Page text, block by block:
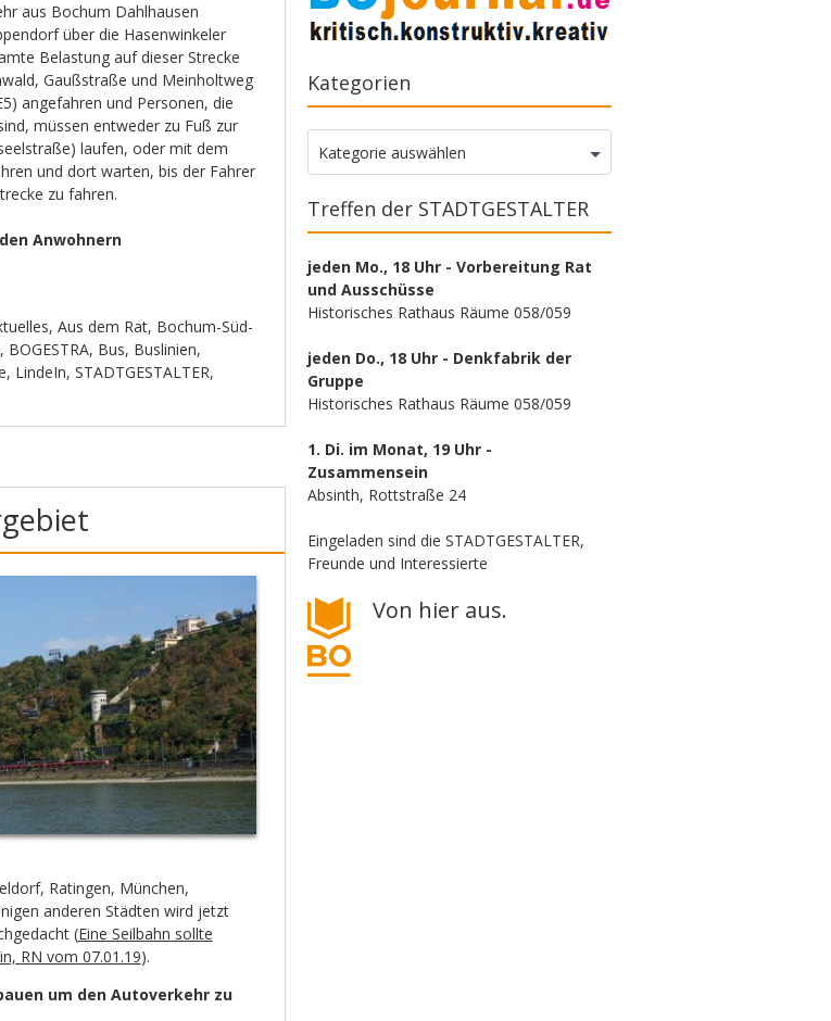
aus Bochum Dahlhausen
über die Hasenwinkeler
Belastung auf dieser Strecke
Gaußstraße und Meinholtweg
angefahren und Personen, die
müssen entweder zu Fuß zur
laufen, oder mit dem
und dort warten, bis der Fahrer
zu fahren.
Anwohnern
, Aus dem Rat, Bochum-Süd-
, BOGESTRA, Bus, Buslinien,
, LindeIn, STADTGESTALTER,
Ratingen, München,
anderen Städten wird jetzt
(Eine Seilbahn sollte
RN vom 07.01.19).
um den Autoverkehr zu
Kategorien
Kategorien
Kategorie auswählen
Treffen der STADTGESTALTER
jeden Mo., 18 Uhr - Vorbereitung Rat
und Ausschüsse
Historisches Rathaus Räume 058/059
jeden Do., 18 Uhr - Denkfabrik der
Gruppe
Historisches Rathaus Räume 058/059
1. Di. im Monat, 19 Uhr -
Zusammensein
Absinth, Rottstraße 24
Eingeladen sind die STADTGESTALTER,
Freunde und Interessierte
Von hier aus.